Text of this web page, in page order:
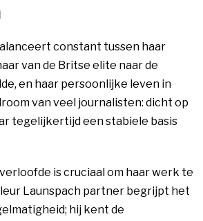
constant tussen haar
van de Britse elite naar de
en haar persoonlijke leven in
van veel journalisten: dicht op
tegelijkertijd een stabiele basis
is cruciaal om haar werk te
Launspach partner begrijpt het
hij kent de